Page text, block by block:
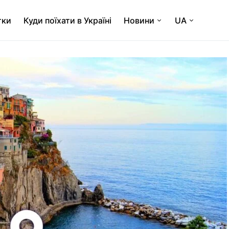
Куди поїхати в Україні Новини UA